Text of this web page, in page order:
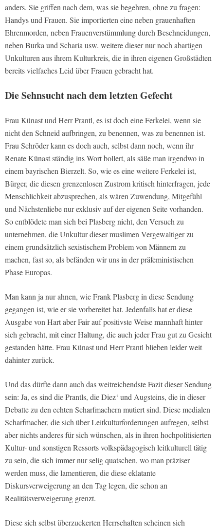
anders. Sie griffen nach dem, was sie begehren, ohne zu fragen:
Handys und Frauen. Sie importierten eine neben grauenhaften
Ehrenmorden, neben Frauenverstümmlung durch Beschneidungen,
neben Burka und Scharia usw. weitere dieser nur noch abartigen
Unkulturen aus ihrem Kulturkreis, die in ihren eigenen Großstädten
bereits vielfaches Leid über Frauen gebracht hat.
Die Sehnsucht nach dem letzten Gefecht
Frau Künast und Herr Prantl, es ist doch eine Ferkelei, wenn sie
nicht den Schneid aufbringen, zu benennen, was zu benennen ist.
Frau Schröder kann es doch auch, selbst dann noch, wenn ihr
Renate Künast ständig ins Wort bollert, als säße man irgendwo in
einem bayrischen Bierzelt. So, wie es eine weitere Ferkelei ist,
Bürger, die diesen grenzenlosen Zustrom kritisch hinterfragen, jede
Menschlichkeit abzusprechen, als wären Zuwendung, Mitgefühl
und Nächstenliebe nur exklusiv auf der eigenen Seite vorhanden.
So entblödete man sich bei Plasberg nicht, den Versuch zu
unternehmen, die Unkultur dieser muslimen Vergewaltiger zu
einem grundsätzlich sexistischem Problem von Männern zu
machen, fast so, als befänden wir uns in der präfeministischen
Phase Europas.
Man kann ja nur ahnen, wie Frank Plasberg in diese Sendung
gegangen ist, wie er sie vorbereitet hat. Jedenfalls hat er diese
Ausgabe von Hart aber Fair auf positivste Weise mannhaft hinter
sich gebracht, mit einer Haltung, die auch jeder Frau gut zu Gesicht
gestanden hätte. Frau Künast und Herr Prantl blieben leider weit
dahinter zurück.
Und das dürfte dann auch das weitreichendste Fazit dieser Sendung
sein: Ja, es sind die Prantls, die Diez‘ und Augsteins, die in dieser
Debatte zu den echten Scharfmachern mutiert sind. Diese medialen
Scharfmacher, die sich über Leitkulturforderungen aufregen, selbst
aber nichts anderes für sich wünschen, als in ihren hochpolitisierten
Kultur- und sonstigen Ressorts volkspädagogisch leitkulturell tätig
zu sein, die sich immer nur selig quatschen, wo man präziser
werden muss, die lamentieren, die diese eklatante
Diskursverweigerung an den Tag legen, die schon an
Realitätsverweigerung grenzt.
Diese sich selbst überzuckerten Herrschaften scheinen sich